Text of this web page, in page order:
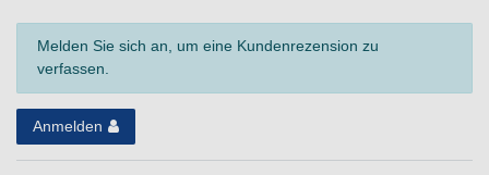
Melden Sie sich an, um eine Kundenrezension zu
verfassen.
Anmelden